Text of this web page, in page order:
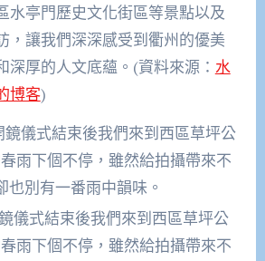
水亭門歷史文化街區等景點以及
，讓我們深深感受到衢州的優美
深厚的人文底蘊。(資料來源： 水
博客)
儀式結束後我們來到西區草坪公
雨下個不停，雖然給拍攝帶來不